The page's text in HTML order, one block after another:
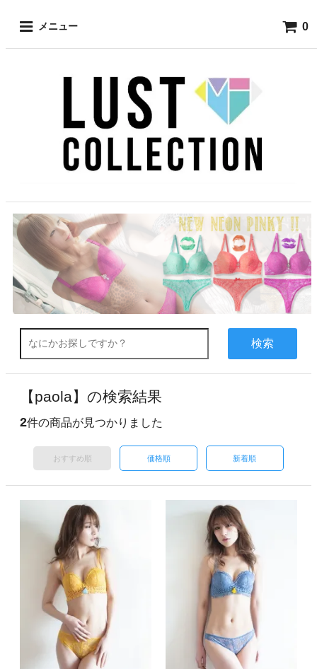
メニュー 0
検索
【paola】の検索結果
2件の商品が見つかりました
おすすめ順 価格順 新着順